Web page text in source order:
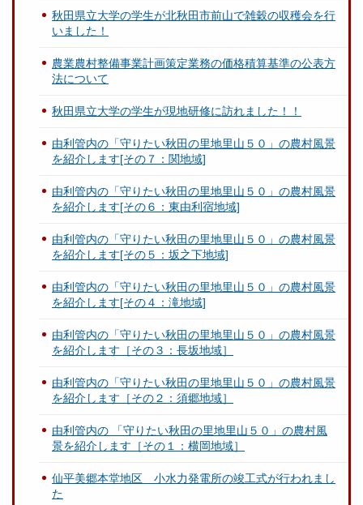
秋田県立大学の学生が北秋田市前山で雑穀の収穫会を行
いました！
農業農村整備事業計画策定業務の価格積算基準の公表方
法について
秋田県立大学の学生が現地研修に訪れました！！
由利管内の「守りたい秋田の里地里山５０」の農村風景
を紹介します[その７：関地域]
由利管内の「守りたい秋田の里地里山５０」の農村風景
を紹介します[その６：東由利宿地域]
由利管内の「守りたい秋田の里地里山５０」の農村風景
を紹介します[その５：坂之下地域]
由利管内の「守りたい秋田の里地里山５０」の農村風景
を紹介します[その４：滝地域]
由利管内の「守りたい秋田の里地里山５０」の農村風景
を紹介します［その３：長坂地域］
由利管内の「守りたい秋田の里地里山５０」の農村風景
を紹介します［その２：須郷地域］
由利管内の 「守りたい秋田の里地里山５０」の農村風
景を紹介します［その１：横岡地域］
仙平美郷本堂地区 小水力発電所の竣工式が行われまし
た